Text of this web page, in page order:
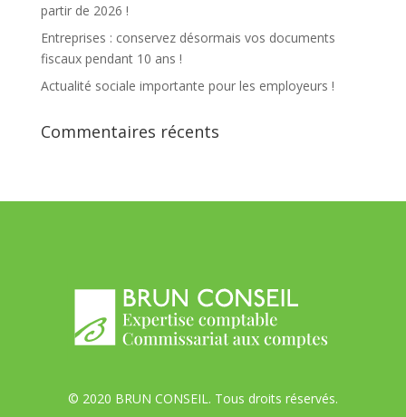
partir de 2026 !
Entreprises : conservez désormais vos documents
fiscaux pendant 10 ans !
Actualité sociale importante pour les employeurs !
Commentaires récents
© 2020 BRUN CONSEIL. Tous droits réservés.